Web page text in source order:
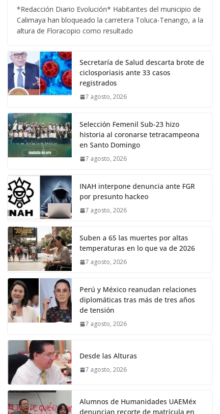
*Redacción Diario Evolución* Habitantes del municipio de
Calimaya han bloqueado la carretera Toluca-Tenango, a la
altura de Floracopio como resultado
Secretaría de Salud descarta brote de
ciclosporiasis ante 33 casos
registrados
7 agosto, 2026
Selección Femenil Sub-23 hizo
historia al coronarse tetracampeona
en Santo Domingo
7 agosto, 2026
INAH interpone denuncia ante FGR
por presunto hackeo
7 agosto, 2026
Suben a 65 las muertes por altas
temperaturas en lo que va de 2026
7 agosto, 2026
Perú y México reanudan relaciones
diplomáticas tras más de tres años
de tensión
7 agosto, 2026
Desde las Alturas
7 agosto, 2026
Alumnos de Humanidades UAEMéx
denuncian recorte de matrícula en